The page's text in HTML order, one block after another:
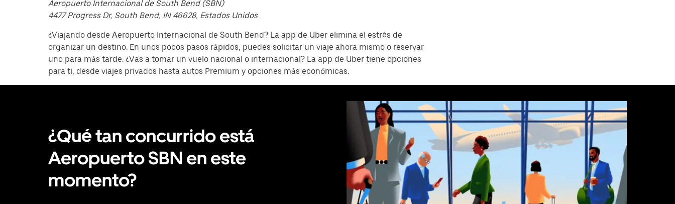
tecla Esc
para
el
calendario.
Aeropuerto Internacional de South Bend (SBN)
4477 Progress Dr, South Bend, IN 46628, Estados Unidos
¿Viajando desde Aeropuerto Internacional de South Bend? La app de Uber elimina el estrés de
organizar un destino. En unos pocos pasos rápidos, puedes solicitar un viaje ahora mismo o reservar
uno para más tarde. ¿Vas a tomar un vuelo nacional o internacional? La app de Uber tiene opciones
para ti, desde viajes privados hasta autos Premium y opciones más económicas.
¿Qué tan concurrido está
Aeropuerto SBN en este
momento?